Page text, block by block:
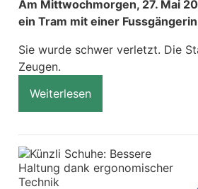
Am Mittwochmorgen, 27. Mai
ein Tram mit einer
Sie wurde schwer verletzt. Die
Zeugen.
Weiterlesen